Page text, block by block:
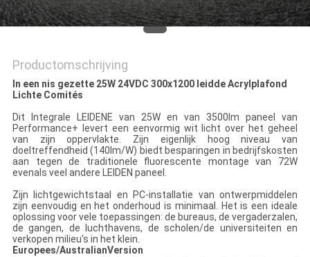
Productomschrijving
In een nis gezette 25W 24VDC 300x1200 leidde Acrylplafond
Lichte Comités
Dit Integrale LEIDENE van 25W en van 3500lm paneel van
Performance+ levert een eenvormig wit licht over het geheel
van zijn oppervlakte. Zijn eigenlijk hoog niveau van
doeltreffendheid (140lm/W) biedt besparingen in bedrijfskosten
aan tegen de traditionele fluorescente montage van 72W
evenals veel andere LEIDEN paneel.
Zijn lichtgewichtstaal en PC-installatie van ontwerpmiddelen
zijn eenvoudig en het onderhoud is minimaal. Het is een ideale
oplossing voor vele toepassingen: de bureaus, de vergaderzalen,
de gangen, de luchthavens, de scholen/de universiteiten en
verkopen milieu's in het klein.
Europees/AustralianVersion